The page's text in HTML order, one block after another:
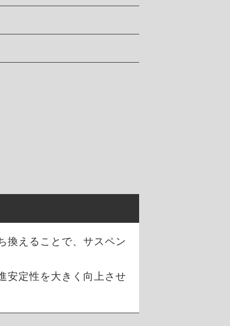
換えることで、サスペン
安定性を大きく向上させ